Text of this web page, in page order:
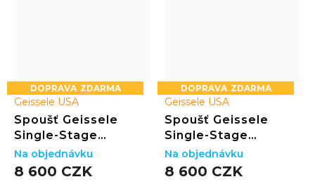
ZDARMA
Geissele USA
Spoušť Geissele
Single-Stage
Precision (SSP) Flat
Bow
8 600 CZK
Na objednávku
ZDARMA
Geissele USA
Spoušť Geissele
Single-Stage
Precision (SSP)
Curved Bow
8 600 CZK
Na objednávku